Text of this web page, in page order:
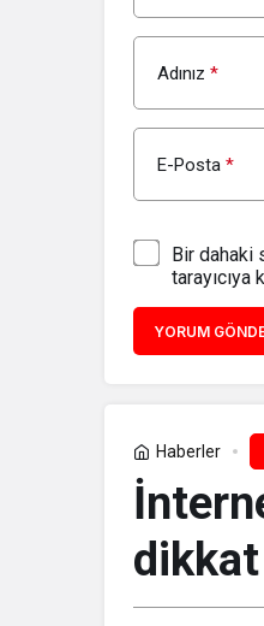
Adınız *
E-Posta *
Bir dahaki
tarayıcıya
YORUM
Haberler